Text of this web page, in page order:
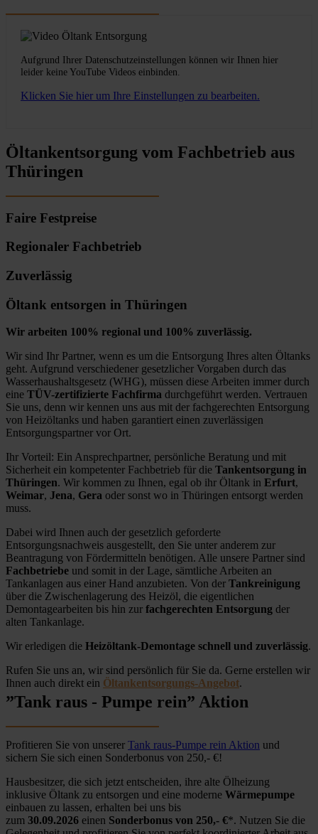
Aufgrund Ihrer Datenschutzeinstellungen können wir Ihnen hier
leider keine YouTube Videos einbinden.
Klicken Sie hier um Ihre Einstellungen zu bearbeiten.
Öltankentsorgung vom Fachbetrieb aus
Thüringen
Faire Festpreise
Regionaler Fachbetrieb
Zuverlässig
Öltank entsorgen in Thüringen
Wir arbeiten 100% regional und 100% zuverlässig.
Wir sind Ihr Partner, wenn es um die Entsorgung Ihres alten Öltanks
geht. Aufgrund verschiedener gesetzlicher Vorgaben durch das
Wasserhaushaltsgesetz (WHG), müssen diese Arbeiten immer durch
eine TÜV-zertifizierte Fachfirma durchgeführt werden. Vertrauen
Sie uns, denn wir kennen uns aus mit der fachgerechten Entsorgung
von Heizöltanks und haben garantiert einen zuverlässigen
Entsorgungspartner vor Ort.
Ihr Vorteil: Ein Ansprechpartner, persönliche Beratung und mit
Sicherheit ein kompetenter Fachbetrieb für die Tankentsorgung in
Thüringen. Wir kommen zu Ihnen, egal ob ihr Öltank in Erfurt,
Weimar, Jena, Gera oder sonst wo in Thüringen entsorgt werden
muss.
Dabei wird Ihnen auch der gesetzlich geforderte
Entsorgungsnachweis ausgestellt, den Sie unter anderem zur
Beantragung von Fördermitteln benötigen. Alle unsere Partner sind
Fachbetriebe und somit in der Lage, sämtliche Arbeiten an
Tankanlagen aus einer Hand anzubieten. Von der Tankreinigung
über die Zwischenlagerung des Heizöl, die eigentlichen
Demontagearbeiten bis hin zur fachgerechten Entsorgung der
alten Tankanlage.
Wir erledigen die Heizöltank-Demontage schnell und zuverlässig.
Rufen Sie uns an, wir sind persönlich für Sie da. Gerne erstellen wir
Ihnen auch direkt ein Öltankentsorgungs-Angebot.
”Tank raus - Pumpe rein” Aktion
Profitieren Sie von unserer Tank raus-Pumpe rein Aktion und
sichern Sie sich einen Sonderbonus von 250,- €!
Hausbesitzer, die sich jetzt entscheiden, ihre alte Ölheizung
inklusive Öltank zu entsorgen und eine moderne Wärmepumpe
einbauen zu lassen, erhalten bei uns bis
zum 30.09.2026 einen Sonderbonus von 250,- €*. Nutzen Sie die